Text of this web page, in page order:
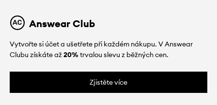
Answear Club
Vytvořte si účet a ušetřete při každém nákupu. V Answear
Clubu získáte až20%trvalou slevu z běžných cen.
Zjistěte více